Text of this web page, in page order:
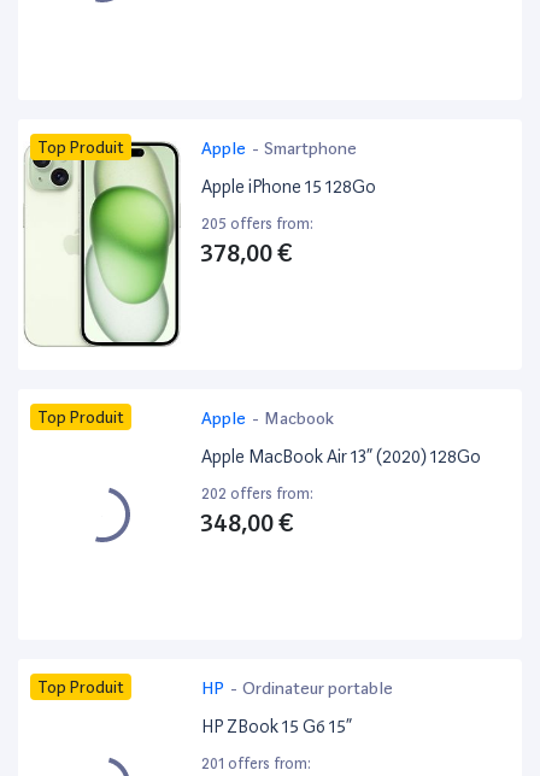
Top Produit Apple - Smartphone
Apple iPhone 15 128Go
205 offers from:
378,00 €
Top Produit Apple - Macbook
Apple MacBook Air 13” (2020) 128Go
202 offers from:
348,00 €
Top Produit HP - Ordinateur portable
HP ZBook 15 G6 15”
201 offers from: